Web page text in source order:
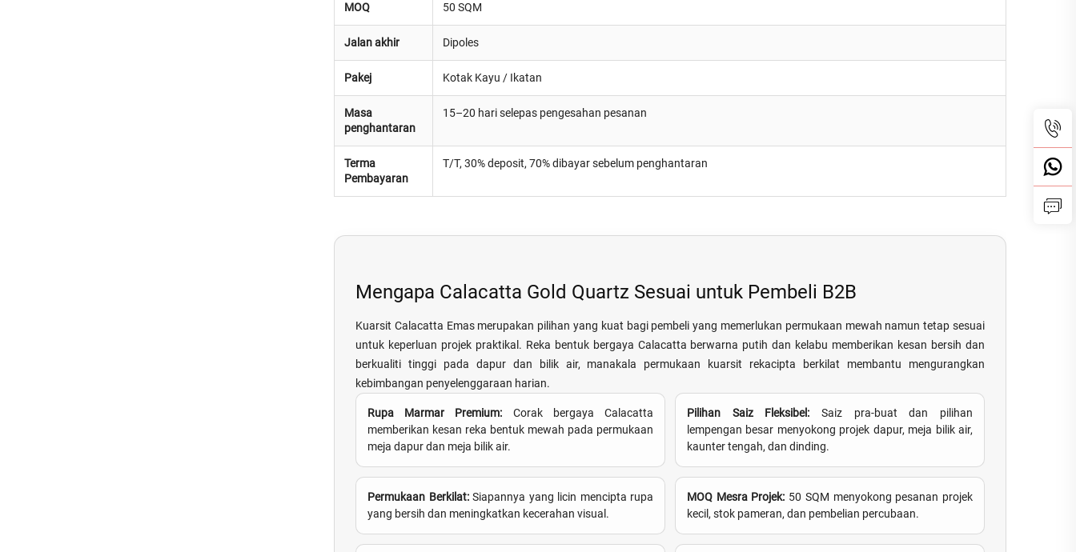
MOQ 50 SQM
Jalan akhir Dipoles
Pakej Kotak Kayu / Ikatan
Masa
penghantaran
15–20 hari selepas pengesahan pesanan
Terma
Pembayaran
T/T, 30% deposit, 70% dibayar sebelum penghantaran
Mengapa Calacatta Gold Quartz Sesuai untuk Pembeli B2B
Kuarsit Calacatta Emas merupakan pilihan yang kuat bagi pembeli yang memerlukan permukaan mewah namun tetap sesuai
untuk keperluan projek praktikal. Reka bentuk bergaya Calacatta berwarna putih dan kelabu memberikan kesan bersih dan
berkualiti tinggi pada dapur dan bilik air, manakala permukaan kuarsit rekacipta berkilat membantu mengurangkan
kebimbangan penyelenggaraan harian.
Rupa Marmar Premium: Corak bergaya Calacatta
memberikan kesan reka bentuk mewah pada permukaan
meja dapur dan meja bilik air.
Pilihan Saiz Fleksibel: Saiz pra-buat dan pilihan
lempengan besar menyokong projek dapur, meja bilik air,
kaunter tengah, dan dinding.
Permukaan Berkilat: Siapannya yang licin mencipta rupa
yang bersih dan meningkatkan kecerahan visual.
MOQ Mesra Projek: 50 SQM menyokong pesanan projek
kecil, stok pameran, dan pembelian percubaan.